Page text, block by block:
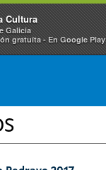
Cultura
Galicia
gratuíta - En Google Play